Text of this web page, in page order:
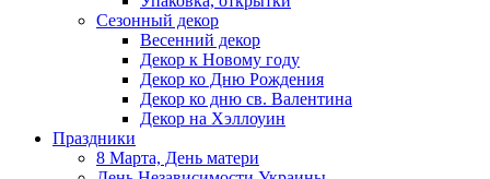
Сезонный декор
Весенний декор
Декор к Новому году
Декор ко Дню Рождения
Декор ко дню св. Валентина
Декор на Хэллоуин
Праздники
8 Марта, День матери